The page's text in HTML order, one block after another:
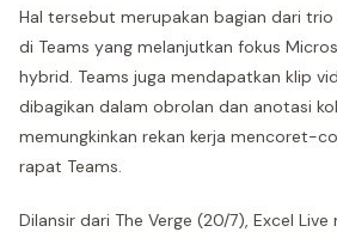
Hal tersebut merupakan bagian dari
di Teams yang melanjutkan fokus
hybrid. Teams juga mendapatkan klip
dibagikan dalam obrolan dan anotasi
memungkinkan rekan kerja mencoret-
rapat Teams.
Dilansir dari The Verge (20/7), Excel